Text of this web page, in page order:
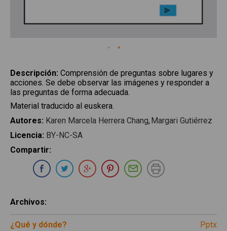
Descripción: Comprensión de preguntas sobre lugares y
acciones. Se debe observar las imágenes y responder a
las preguntas de forma adecuada.
Material traducido al euskera.
Autores: Karen Marcela Herrera Chang Margari Gutiérrez
Licencia: BY-NC-SA
Compartir:
Compartir en Whatsapp
Compartir en Facebook
Compartir en Twitter
Compartir en Google Plus
Compartir en Pinterest
Compartir por E-
Archivos:
¿Qué y dónde? pptx